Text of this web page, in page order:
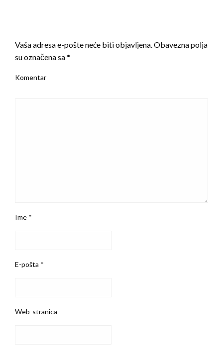
Vaša adresa e-pošte neće biti objavljena.Obavezna polja
su označena sa*
Komentar
Ime *
E-pošta *
Web-stranica